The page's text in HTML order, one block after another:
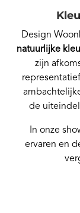
Design
natuurlijke
zijn
de
In onze
ervaren en